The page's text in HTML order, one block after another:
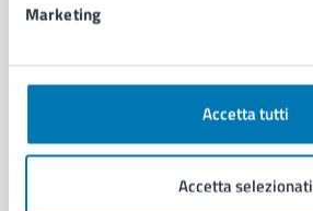
Marketing
Accetta tutti
Accetta selezionati
CATEGORIE DI SERVIZIO
Documenti e certificati
Educazione e formazione